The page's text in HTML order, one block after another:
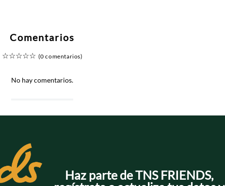
Comentarios
☆☆☆☆☆ (0 comentarios)
No hay comentarios.
Haz parte de TNS FRIENDS,